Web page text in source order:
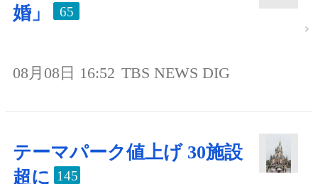
婚」
65
08月08日 16:52 TBS NEWS DIG
テーマパーク値上げ 30施設
超に 145